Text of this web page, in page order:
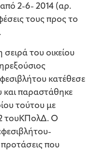
από 2-6- 2014 (αρ.
τους προς το
του οικείου
κατέθεσε
και παραστάθηκε
τούτου με
τουΚΠολΔ. Ο
που